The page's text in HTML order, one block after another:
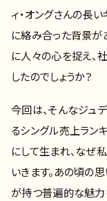
ィ・オングさんの長
に絡み合った背景が
に人々の心を捉え、
したのでしょうか？
今回は、そんなジュ
るシングル売上ラン
にして生まれ、なぜ
いきます。あの頃の
が持つ普遍的な魅力